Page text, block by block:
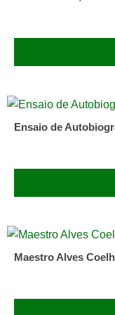
Ensaio de
Maestro Alves